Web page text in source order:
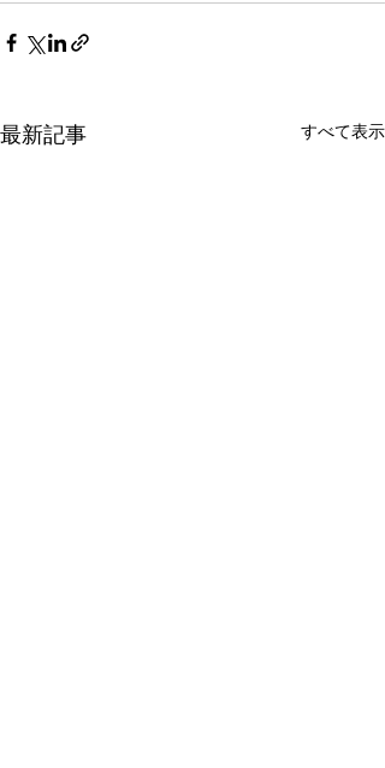
最新記事 すべて表示